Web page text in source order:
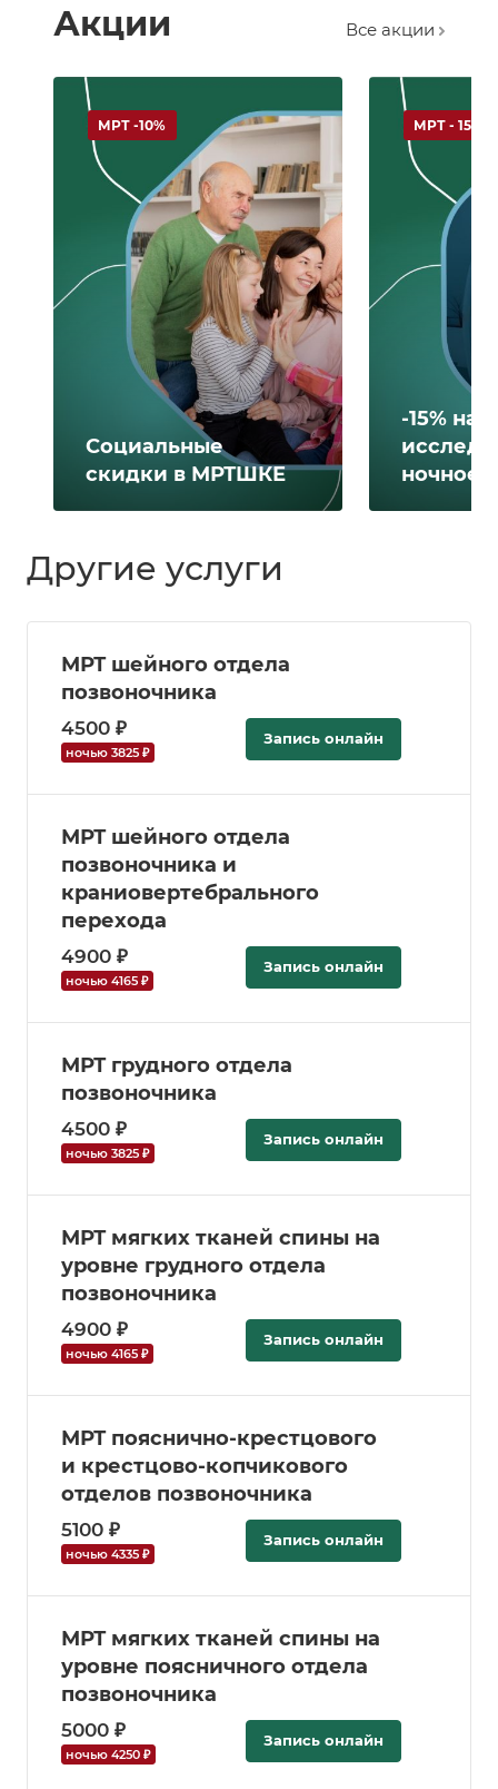
Акции Все акции
Социальные
скидки в МРТШКЕ
МРТ -10%
-15% на
ночное
МРТ - 15%
Другие услуги
МРТ шейного отдела
позвоночника
4500 ₽
ночью 3825 ₽
Запись онлайн
МРТ шейного отдела
позвоночника и
краниовертебрального
перехода
4900 ₽
ночью 4165 ₽
Запись онлайн
МРТ грудного отдела
позвоночника
4500 ₽
ночью 3825 ₽
Запись онлайн
МРТ мягких тканей спины на
уровне грудного отдела
позвоночника
4900 ₽
ночью 4165 ₽
Запись онлайн
МРТ пояснично-крестцового
и крестцово-копчикового
отделов позвоночника
5100 ₽
ночью 4335 ₽
Запись онлайн
МРТ мягких тканей спины на
уровне поясничного отдела
позвоночника
5000 ₽
ночью 4250 ₽
Запись онлайн